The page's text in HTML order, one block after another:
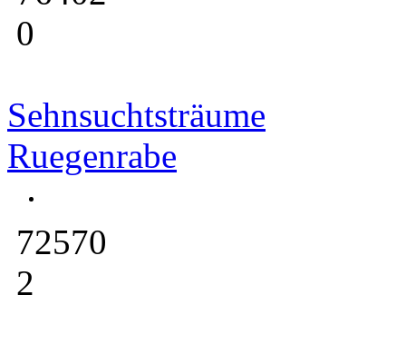
0
Sehnsuchtsträume
Ruegenrabe
72570
2